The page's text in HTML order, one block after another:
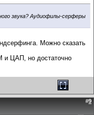
звука? Аудиофилы-серферы
Можно сказать
и ЦАП, но достаточно
#9